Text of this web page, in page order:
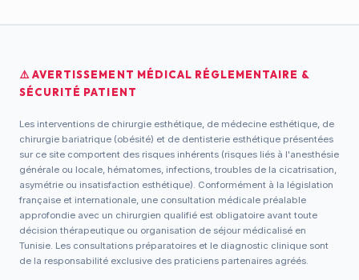
⚠️ AVERTISSEMENT MÉDICAL RÉGLEMENTAIRE &
SÉCURITÉ PATIENT
Les interventions de chirurgie esthétique, de médecine esthétique, de
chirurgie bariatrique (obésité) et de dentisterie esthétique présentées
sur ce site comportent des risques inhérents (risques liés à l'anesthésie
générale ou locale, hématomes, infections, troubles de la cicatrisation,
asymétrie ou insatisfaction esthétique). Conformément à la législation
française et internationale, une consultation médicale préalable
approfondie avec un chirurgien qualifié est obligatoire avant toute
décision thérapeutique ou organisation de séjour médicalisé en
Tunisie. Les consultations préparatoires et le diagnostic clinique sont
de la responsabilité exclusive des praticiens partenaires agréés.